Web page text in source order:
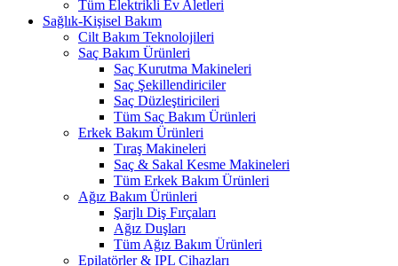
Tüm Elektrikli Ev Aletleri
Sağlık-Kişisel Bakım
Cilt Bakım Teknolojileri
Saç Bakım Ürünleri
Saç Kurutma Makineleri
Saç Şekillendiriciler
Saç Düzleştiricileri
Tüm Saç Bakım Ürünleri
Erkek Bakım Ürünleri
Tıraş Makineleri
Saç & Sakal Kesme Makineleri
Tüm Erkek Bakım Ürünleri
Ağız Bakım Ürünleri
Şarjlı Diş Fırçaları
Ağız Duşları
Tüm Ağız Bakım Ürünleri
Epilatörler & IPL Cihazları